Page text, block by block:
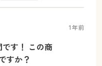
1年前
です！ この商
すか？